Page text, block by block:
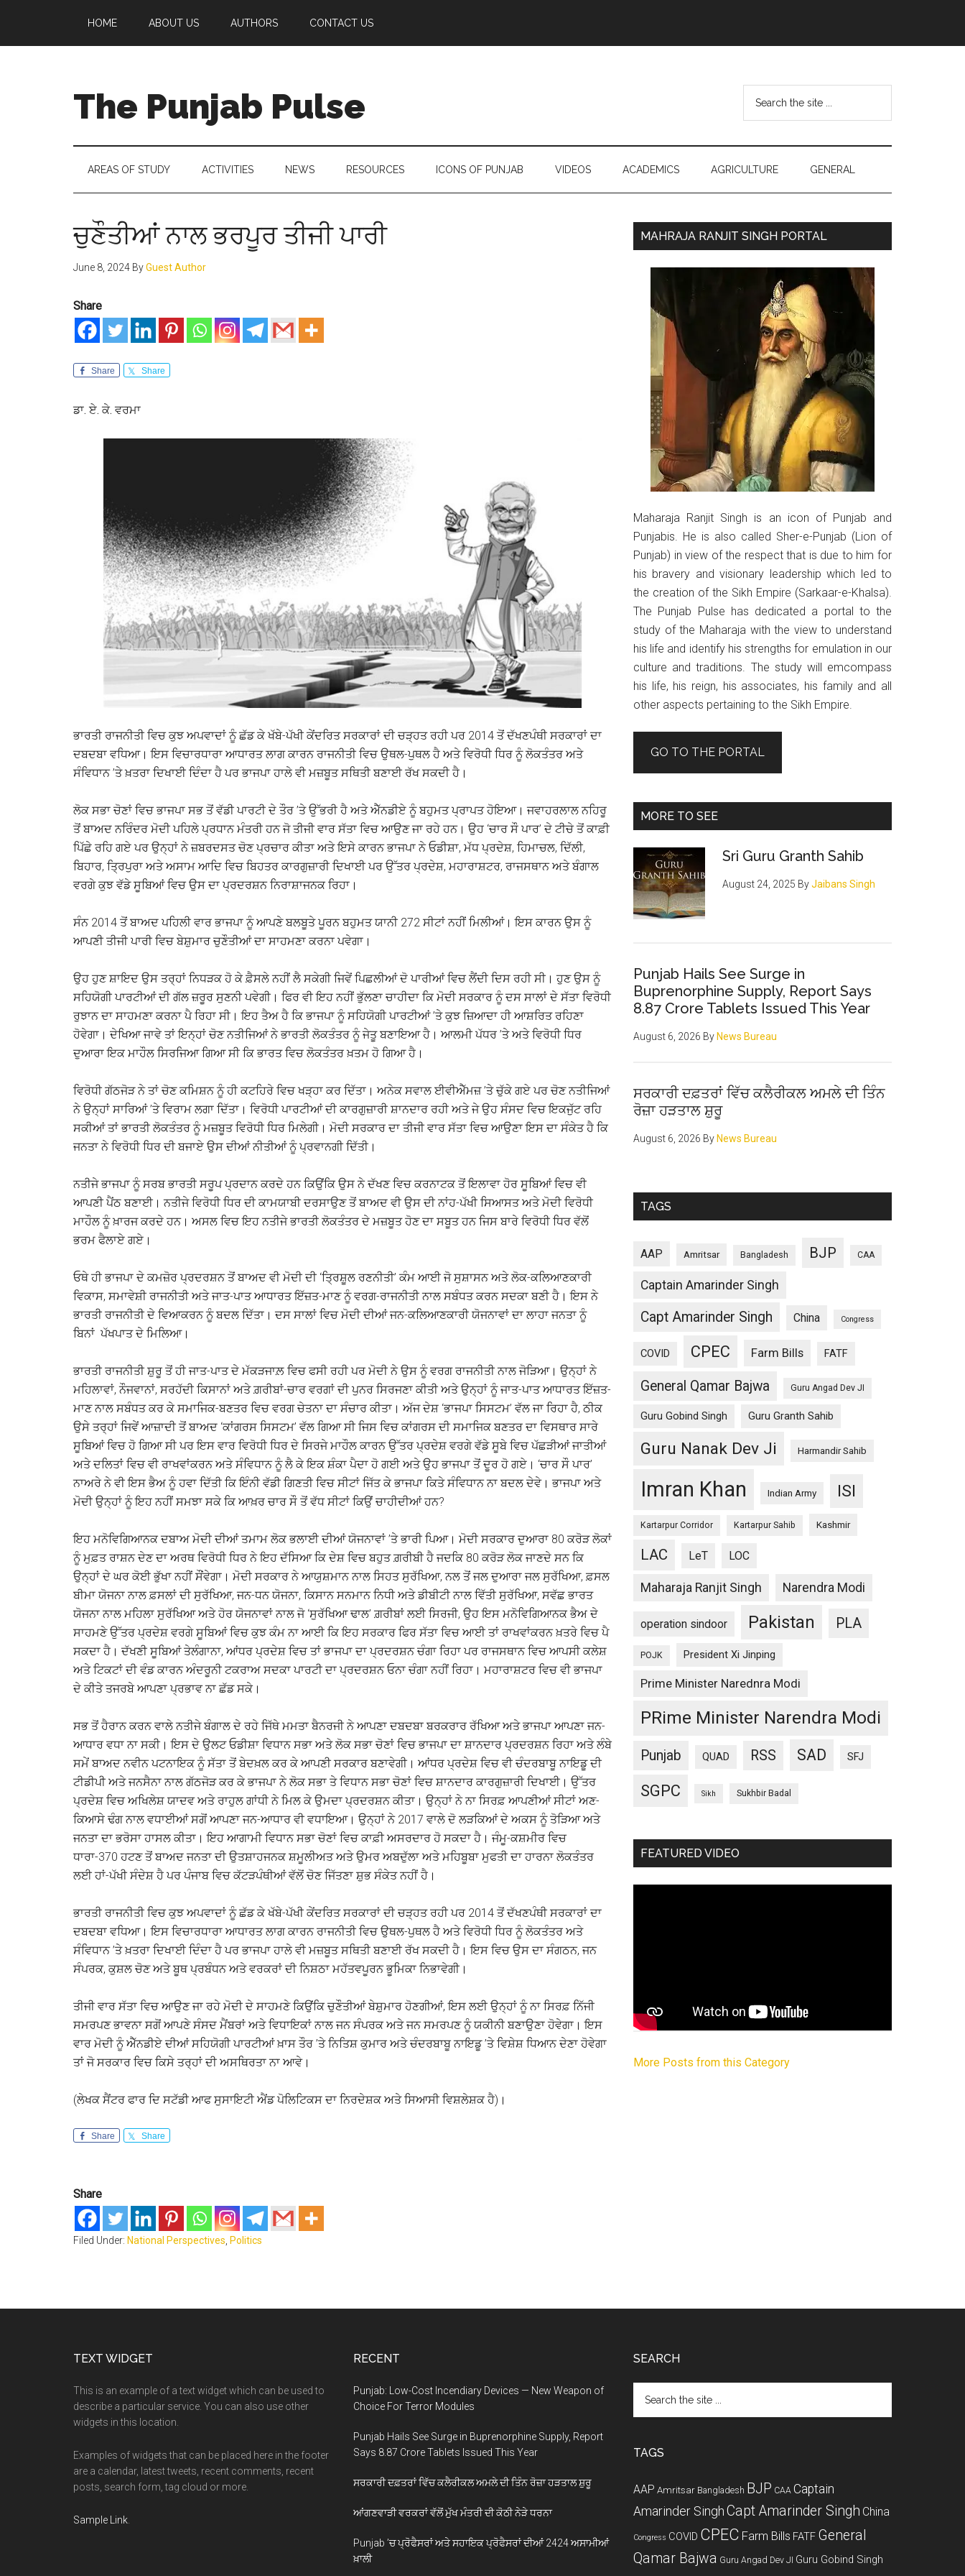
main
secondary
primary
footer
HOME ABOUT US AUTHORS CONTACT US
The Punjab Pulse
for
Socio-
...
AREAS OF STUDY ACTIVITIES NEWS RESOURCES ICONS OF PUNJAB VIDEOS ACADEMICS AGRICULTURE GENERAL
ਚੁਣੌਤੀਆਂ ਨਾਲ ਭਰਪੂਰ ਤੀਜੀ ਪਾਰੀ
June 8, 2024 ByGuest Author
Share
Share Share
ਡਾ. ਏ. ਕੇ. ਵਰਮਾ
ਭਾਰਤੀ ਰਾਜਨੀਤੀ ਵਿਚ ਕੁਝ ਅਪਵਾਦਾਂ ਨੂੰ ਛੱਡ ਕੇ ਖੱਬੇ-ਪੱਖੀ ਕੇਂਦਰਿਤ ਸਰਕਾਰਾਂ ਦੀ ਚੜ੍ਹਤ ਰਹੀ ਪਰ 2014 ਤੋਂ ਦੱਖਣਪੰਥੀ ਸਰਕਾਰਾਂ ਦਾ
ਦਬਦਬਾ ਵਧਿਆ। ਇਸ ਵਿਚਾਰਧਾਰਾ ਆਧਾਰਤ ਲਾਗ ਕਾਰਨ ਰਾਜਨੀਤੀ ਵਿਚ ਉਥਲ-ਪੁਥਲ ਹੈ ਅਤੇ ਵਿਰੋਧੀ ਧਿਰ ਨੂੰ ਲੋਕਤੰਤਰ ਅਤੇ
ਸੰਵਿਧਾਨ ’ਤੇ ਖ਼ਤਰਾ ਦਿਖਾਈ ਦਿੰਦਾ ਹੈ ਪਰ ਭਾਜਪਾ ਹਾਲੇ ਵੀ ਮਜ਼ਬੂਤ ਸਥਿਤੀ ਬਣਾਈ ਰੱਖ ਸਕਦੀ ਹੈ।
ਲੋਕ ਸਭਾ ਚੋਣਾਂ ਵਿਚ ਭਾਜਪਾ ਸਭ ਤੋਂ ਵੱਡੀ ਪਾਰਟੀ ਦੇ ਤੌਰ ’ਤੇ ਉੱਭਰੀ ਹੈ ਅਤੇ ਐੱਨਡੀਏ ਨੂੰ ਬਹੁਮਤ ਪ੍ਰਾਪਤ ਹੋਇਆ। ਜਵਾਹਰਲਾਲ ਨਹਿਰੂ
ਤੋਂ ਬਾਅਦ ਨਰਿੰਦਰ ਮੋਦੀ ਪਹਿਲੇ ਪ੍ਰਧਾਨ ਮੰਤਰੀ ਹਨ ਜੋ ਤੀਜੀ ਵਾਰ ਸੱਤਾ ਵਿਚ ਆਉਣ ਜਾ ਰਹੇ ਹਨ। ਉਹ ‘ਚਾਰ ਸੌ ਪਾਰ’ ਦੇ ਟੀਚੇ ਤੋਂ ਕਾਫ਼ੀ
ਪਿੱਛੇ ਰਹਿ ਗਏ ਪਰ ਉਨ੍ਹਾਂ ਨੇ ਜ਼ਬਰਦਸਤ ਚੋਣ ਪ੍ਰਚਾਰ ਕੀਤਾ ਅਤੇ ਇਸੇ ਕਾਰਨ ਭਾਜਪਾ ਨੇ ਓਡੀਸ਼ਾ, ਮੱਧ ਪ੍ਰਦੇਸ਼, ਹਿਮਾਚਲ, ਦਿੱਲੀ,
ਬਿਹਾਰ, ਤ੍ਰਿਪੁਰਾ ਅਤੇ ਅਸਾਮ ਆਦਿ ਵਿਚ ਬਿਹਤਰ ਕਾਰਗੁਜ਼ਾਰੀ ਦਿਖਾਈ ਪਰ ਉੱਤਰ ਪ੍ਰਦੇਸ਼, ਮਹਾਰਾਸ਼ਟਰ, ਰਾਜਸਥਾਨ ਅਤੇ ਬੰਗਾਲ
ਵਰਗੇ ਕੁਝ ਵੱਡੇ ਸੂਬਿਆਂ ਵਿਚ ਉਸ ਦਾ ਪ੍ਰਦਰਸ਼ਨ ਨਿਰਾਸ਼ਾਜਨਕ ਰਿਹਾ।
ਸੰਨ 2014 ਤੋਂ ਬਾਅਦ ਪਹਿਲੀ ਵਾਰ ਭਾਜਪਾ ਨੂੰ ਆਪਣੇ ਬਲਬੂਤੇ ਪੂਰਨ ਬਹੁਮਤ ਯਾਨੀ 272 ਸੀਟਾਂ ਨਹੀਂ ਮਿਲੀਆਂ। ਇਸ ਕਾਰਨ ਉਸ ਨੂੰ
ਆਪਣੀ ਤੀਜੀ ਪਾਰੀ ਵਿਚ ਬੇਸ਼ੁਮਾਰ ਚੁਣੌਤੀਆਂ ਦਾ ਸਾਹਮਣਾ ਕਰਨਾ ਪਵੇਗਾ।
ਉਹ ਹੁਣ ਸ਼ਾਇਦ ਉਸ ਤਰ੍ਹਾਂ ਨਿਧੜਕ ਹੋ ਕੇ ਫ਼ੈਸਲੇ ਨਹੀਂ ਲੈ ਸਕੇਗੀ ਜਿਵੇਂ ਪਿਛਲੀਆਂ ਦੋ ਪਾਰੀਆਂ ਵਿਚ ਲੈਂਦੀ ਦਿਸ ਰਹੀ ਸੀ। ਹੁਣ ਉਸ ਨੂੰ
ਸਹਿਯੋਗੀ ਪਾਰਟੀਆਂ ਦੀ ਗੱਲ ਜ਼ਰੂਰ ਸੁਣਨੀ ਪਵੇਗੀ। ਫਿਰ ਵੀ ਇਹ ਨਹੀਂ ਭੁੱਲਣਾ ਚਾਹੀਦਾ ਕਿ ਮੋਦੀ ਸਰਕਾਰ ਨੂੰ ਦਸ ਸਾਲਾਂ ਦੇ ਸੱਤਾ ਵਿਰੋਧੀ
ਰੁਝਾਨ ਦਾ ਸਾਹਮਣਾ ਕਰਨਾ ਪੈ ਰਿਹਾ ਸੀ। ਇਹ ਤੈਅ ਹੈ ਕਿ ਭਾਜਪਾ ਨੂੰ ਸਹਿਯੋਗੀ ਪਾਰਟੀਆਂ ’ਤੇ ਕੁਝ ਜ਼ਿਆਦਾ ਹੀ ਆਸ਼ਰਿਤ ਰਹਿਣਾ
ਹੋਵੇਗਾ। ਦੇਖਿਆ ਜਾਵੇ ਤਾਂ ਇਨ੍ਹਾਂ ਚੋਣ ਨਤੀਜਿਆਂ ਨੇ ਭਾਰਤੀ ਲੋਕਤੰਤਰ ਨੂੰ ਜੇਤੂ ਬਣਾਇਆ ਹੈ। ਆਲਮੀ ਪੱਧਰ ’ਤੇ ਅਤੇ ਵਿਰੋਧੀ ਧਿਰ
ਦੁਆਰਾ ਇਕ ਮਾਹੌਲ ਸਿਰਜਿਆ ਗਿਆ ਸੀ ਕਿ ਭਾਰਤ ਵਿਚ ਲੋਕਤੰਤਰ ਖ਼ਤਮ ਹੋ ਗਿਆ ਹੈ।
ਵਿਰੋਧੀ ਗੱਠਜੋੜ ਨੇ ਤਾਂ ਚੋਣ ਕਮਿਸ਼ਨ ਨੂੰ ਹੀ ਕਟਹਿਰੇ ਵਿਚ ਖੜ੍ਹਾ ਕਰ ਦਿੱਤਾ। ਅਨੇਕ ਸਵਾਲ ਈਵੀਐੱਮਜ਼ ’ਤੇ ਚੁੱਕੇ ਗਏ ਪਰ ਚੋਣ ਨਤੀਜਿਆਂ
ਨੇ ਉਨ੍ਹਾਂ ਸਾਰਿਆਂ ’ਤੇ ਵਿਰਾਮ ਲਗਾ ਦਿੱਤਾ। ਵਿਰੋਧੀ ਪਾਰਟੀਆਂ ਦੀ ਕਾਰਗੁਜ਼ਾਰੀ ਸ਼ਾਨਦਾਰ ਰਹੀ ਅਤੇ ਜੇ ਉਹ ਸੰਸਦ ਵਿਚ ਇਕਜੁੱਟ ਰਹਿ
ਸਕੀਆਂ ਤਾਂ ਭਾਰਤੀ ਲੋਕਤੰਤਰ ਨੂੰ ਮਜ਼ਬੂਤ ਵਿਰੋਧੀ ਧਿਰ ਮਿਲੇਗੀ। ਮੋਦੀ ਸਰਕਾਰ ਦਾ ਤੀਜੀ ਵਾਰ ਸੱਤਾ ਵਿਚ ਆਉਣਾ ਇਸ ਦਾ ਸੰਕੇਤ ਹੈ ਕਿ
ਜਨਤਾ ਨੇ ਵਿਰੋਧੀ ਧਿਰ ਦੀ ਬਜਾਏ ਉਸ ਦੀਆਂ ਨੀਤੀਆਂ ਨੂੰ ਪ੍ਰਵਾਨਗੀ ਦਿੱਤੀ।
ਨਤੀਜੇ ਭਾਜਪਾ ਨੂੰ ਸਰਬ ਭਾਰਤੀ ਸਰੂਪ ਪ੍ਰਦਾਨ ਕਰਦੇ ਹਨ ਕਿਉਂਕਿ ਉਸ ਨੇ ਦੱਖਣ ਵਿਚ ਕਰਨਾਟਕ ਤੋਂ ਇਲਾਵਾ ਹੋਰ ਸੂਬਿਆਂ ਵਿਚ ਵੀ
ਆਪਣੀ ਪੈਂਠ ਬਣਾਈ। ਨਤੀਜੇ ਵਿਰੋਧੀ ਧਿਰ ਦੀ ਕਾਮਯਾਬੀ ਦਰਸਾਉਣ ਤੋਂ ਬਾਅਦ ਵੀ ਉਸ ਦੀ ਨਾਂਹ-ਪੱਖੀ ਸਿਆਸਤ ਅਤੇ ਮੋਦੀ ਵਿਰੋਧੀ
ਮਾਹੌਲ ਨੂੰ ਖ਼ਾਰਜ ਕਰਦੇ ਹਨ। ਅਸਲ ਵਿਚ ਇਹ ਨਤੀਜੇ ਭਾਰਤੀ ਲੋਕਤੰਤਰ ਦੇ ਮਜ਼ਬੂਤ ਹੋਣ ਦਾ ਸਬੂਤ ਹਨ ਜਿਸ ਬਾਰੇ ਵਿਰੋਧੀ ਧਿਰ ਵੱਲੋਂ
ਭਰਮ ਫੈਲਾਏ ਗਏ।
ਓਥੇ ਹੀ ਭਾਜਪਾ ਦੇ ਕਮਜ਼ੋਰ ਪ੍ਰਦਰਸ਼ਨ ਤੋਂ ਬਾਅਦ ਵੀ ਮੋਦੀ ਦੀ ‘ਤ੍ਰਿਸ਼ੂਲ ਰਣਨੀਤੀ’ ਕੰਮ ਆਈ ਜੋ ਸੁਸ਼ਾਸਨ ਅਤੇ ਲੋਕ-ਕਲਿਆਣਕਾਰੀ
ਵਿਕਾਸ, ਸਮਾਵੇਸ਼ੀ ਰਾਜਨੀਤੀ ਅਤੇ ਜਾਤ-ਪਾਤ ਆਧਾਰਤ ਇੱਜ਼ਤ-ਮਾਣ ਨੂੰ ਵਰਗ-ਰਾਜਨੀਤੀ ਨਾਲ ਸਬੰਧਤ ਕਰਨ ਸਦਕਾ ਬਣੀ ਹੈ। ਇਸ ਨੇ
ਭਾਰਤੀ ਰਾਜਨੀਤੀ ਦੇ ਵਿਆਕਰਨ ਨੂੰ ਬਦਲ ਦਿੱਤਾ। ਦਸ ਸਾਲਾਂ ਵਿਚ ਮੋਦੀ ਦੀਆਂ ਜਨ-ਕਲਿਆਣਕਾਰੀ ਯੋਜਨਾਵਾਂ ਦਾ ਲਾਹਾ ਜਨਤਾ ਨੂੰ
ਬਿਨਾਂ ਪੱਖਪਾਤ ਦੇ ਮਿਲਿਆ।
ਭਾਰਤੀ ਰਾਜਨੀਤੀ ਸ਼ੁਰੂ ਤੋਂ ਹੀ ਜਾਤ-ਪਾਤ ਦੇ ਮੱਕੜਜਾਲ਼ ਵਿਚ ਫਸੀ ਰਹੀ ਪਰ ਮੋਦੀ ਨੇ ਉਸ ਨੂੰ ਵਰਗ ਰਾਜਨੀਤੀ ਨਾਲ ਜੋੜਿਆ। ਉਨ੍ਹਾਂ ਨੇ
ਮਹਿਲਾਵਾਂ, ਨੌਜਵਾਨਾਂ, ਸਰਹੱਦੀ ਕਿਸਾਨਾਂ ਅਤੇ ਗ਼ਰੀਬਾਂ-ਚਾਰ ਵਰਗਾਂ ਦੀ ਪੁਨਰ ਸਿਰਜਣਾ ਕੀਤੀ ਅਤੇ ਉਨ੍ਹਾਂ ਨੂੰ ਜਾਤ-ਪਾਤ ਆਧਾਰਤ ਇੱਜ਼ਤ-
ਮਾਣ ਨਾਲ ਸਬੰਧਤ ਕਰ ਕੇ ਸਮਾਜਿਕ-ਬਣਤਰ ਵਿਚ ਵਰਗ ਚੇਤਨਾ ਦਾ ਸੰਚਾਰ ਕੀਤਾ। ਅੱਜ ਦੇਸ਼ ‘ਭਾਜਪਾ ਸਿਸਟਮ’ ਵੱਲ ਜਾ ਰਿਹਾ ਹੈ, ਠੀਕ
ਉਸੇ ਤਰ੍ਹਾਂ ਜਿਵੇਂ ਆਜ਼ਾਦੀ ਤੋਂ ਬਾਅਦ ‘ਕਾਂਗਰਸ ਸਿਸਟਮ’ ਵੱਲ ਗਿਆ ਸੀ ਜਿਸ ਵਿਚ ਕਾਂਗਰਸ ਦੀ ਸਮਾਜਿਕ ਬਣਤਰ ਦਾ ਵਿਸਥਾਰ ਸਾਰੇ
ਸੂਬਿਆਂ ਵਿਚ ਹੋ ਗਿਆ ਸੀ ਪਰ ਇਸ ਵਾਰ ਵਿਰੋਧੀ ਧਿਰ ਦੇ ਸਿਰਜੇ ਮਾਹੌਲ ਕਾਰਨ ਉੱਤਰ ਪ੍ਰਦੇਸ਼ ਵਰਗੇ ਵੱਡੇ ਸੂਬੇ ਵਿਚ ਪੱਛੜੀਆਂ ਜਾਤੀਆਂ
ਅਤੇ ਦਲਿਤਾਂ ਵਿਚ ਵੀ ਰਾਖਵਾਂਕਰਨ ਅਤੇ ਸੰਵਿਧਾਨ ਨੂੰ ਲੈ ਕੇ ਇਕ ਸ਼ੰਕਾ ਪੈਦਾ ਹੋ ਗਈ ਅਤੇ ਉਹ ਭਾਜਪਾ ਤੋਂ ਦੂਰ ਹੋ ਗਏ। ‘ਚਾਰ ਸੌ ਪਾਰ’
ਨਾਅਰੇ ਨੇ ਵੀ ਇਸ ਭੈਅ ਨੂੰ ਹਵਾ ਦਿੱਤੀ ਕਿ ਇੰਨੀ ਵੱਡੀ ਗਿਣਤੀ ਵਿਚ ਸੀਟਾਂ ਜਿੱਤ ਕੇ ਭਾਜਪਾ ਕਿਤੇ ਸੰਵਿਧਾਨ ਨਾ ਬਦਲ ਦੇਵੇ। ਭਾਜਪਾ ਅਤੇ
ਮੋਦੀ ਉਨ੍ਹਾਂ ਨੂੰ ਇਹ ਨਹੀਂ ਸਮਝਾ ਸਕੇ ਕਿ ਆਖ਼ਰ ਚਾਰ ਸੌ ਤੋਂ ਵੱਧ ਸੀਟਾਂ ਕਿਉਂ ਚਾਹੀਦੀਆਂ ਹਨ?
ਇਹ ਮਨੋਵਿਗਿਆਨਕ ਦਬਾਅ ਮੋਦੀ ਦੀਆਂ ਤਮਾਮ ਲੋਕ ਭਲਾਈ ਦੀਆਂ ਯੋਜਨਾਵਾਂ ’ਤੇ ਭਾਰੀ ਪਿਆ। ਮੋਦੀ ਸਰਕਾਰ ਦੁਆਰਾ 80 ਕਰੋੜ ਲੋਕਾਂ
ਨੂੰ ਮੁਫ਼ਤ ਰਾਸ਼ਨ ਦੇਣ ਦਾ ਅਰਥ ਵਿਰੋਧੀ ਧਿਰ ਨੇ ਇਹ ਦੱਸਿਆ ਕਿ ਦੇਸ਼ ਵਿਚ ਬਹੁਤ ਗ਼ਰੀਬੀ ਹੈ ਜਦਕਿ 80 ਕਰੋੜ ਲੋਕ ਜਾਣਦੇ ਸਨ ਕਿ
ਉਨ੍ਹਾਂ ਦੇ ਘਰ ਕੋਈ ਭੁੱਖਾ ਨਹੀਂ ਸੌਂਵੇਗਾ। ਮੋਦੀ ਸਰਕਾਰ ਨੇ ਆਯੁਸ਼ਮਾਨ ਨਾਲ ਸਿਹਤ ਸੁਰੱਖਿਆ, ਨਲ ਤੋਂ ਜਲ ਦੁਆਰਾ ਜਲ ਸੁਰੱਖਿਆ, ਫ਼ਸਲ
ਬੀਮਾ ਯੋਜਨਾ ਨਾਲ ਫ਼ਸਲਾਂ ਦੀ ਸੁਰੱਖਿਆ, ਜਨ-ਧਨ ਯੋਜਨਾ, ਕਿਸਾਨ ਸਨਮਾਨ ਨਿਧੀ ਅਤੇ ਡੀਬੀਟੀ ਨਾਲ ਵਿੱਤੀ ਸੁਰੱਖਿਆ, ਸਵੱਛ ਭਾਰਤ
ਯੋਜਨਾ ਨਾਲ ਮਹਿਲਾ ਸੁਰੱਖਿਆ ਅਤੇ ਹੋਰ ਯੋਜਨਾਵਾਂ ਨਾਲ ਜੋ ‘ਸੁਰੱਖਿਆ ਢਾਲ’ ਗ਼ਰੀਬਾਂ ਲਈ ਸਿਰਜੀ, ਉਹ ਇਸ ਮਨੋਵਿਗਿਆਨਕ ਭੈਅ ਦੇ
ਸਾਹਮਣੇ ਉੱਤਰ ਪ੍ਰਦੇਸ਼ ਵਰਗੇ ਸੂਬਿਆਂ ਵਿਚ ਕੁਝ ਕੰਮ ਨਾ ਆਈ ਕਿ ਇਹ ਸਰਕਾਰ ਫਿਰ ਸੱਤਾ ਵਿਚ ਆਈ ਤਾਂ ਰਾਖਵਾਂਕਰਨ ਖ਼ਤਰੇ ਵਿਚ ਪੈ
ਸਕਦਾ ਹੈ। ਦੱਖਣੀ ਸੂਬਿਆਂ ਤੇਲੰਗਾਨਾ, ਆਂਧਰ ਪ੍ਰਦੇਸ਼ ਵਿਚ ਤਾਂ ਭਾਜਪਾ ਦਾ ਪ੍ਰਦਰਸ਼ਨ ਚੰਗਾ ਰਿਹਾ ਪਰ ਰਾਜਸਥਾਨ ਵਿਚ ਆਪਸੀ ਕਲੇਸ਼
ਅਤੇ ਟਿਕਟਾਂ ਦੀ ਵੰਡ ਕਾਰਨ ਅੰਦਰੂਨੀ ਟਕਰਾਅ ਸਦਕਾ ਪਾਰਟੀ ਦਾ ਪ੍ਰਦਰਸ਼ਨ ਓਨਾ ਚੰਗਾ ਨਹੀਂ ਰਿਹਾ। ਮਹਾਰਾਸ਼ਟਰ ਵਿਚ ਵੀ ਭਾਜਪਾ
ਦੇ ਕੀਤੇ ਤਜਰਬੇ ਆਪਣਾ ਪ੍ਰਭਾਵ ਨਾ ਛੱਡ ਸਕੇ।
ਸਭ ਤੋਂ ਹੈਰਾਨ ਕਰਨ ਵਾਲੇ ਨਤੀਜੇ ਬੰਗਾਲ ਦੇ ਰਹੇ ਜਿੱਥੇ ਮਮਤਾ ਬੈਨਰਜੀ ਨੇ ਆਪਣਾ ਦਬਦਬਾ ਬਰਕਰਾਰ ਰੱਖਿਆ ਅਤੇ ਭਾਜਪਾ ਆਪਣਾ ਜਨ-
ਆਧਾਰ ਵਧਾ ਨਾ ਸਕੀ। ਇਸ ਦੇ ਉਲਟ ਓਡੀਸ਼ਾ ਵਿਧਾਨ ਸਭਾ ਅਤੇ ਲੋਕ ਸਭਾ ਚੋਣਾਂ ਵਿਚ ਭਾਜਪਾ ਦਾ ਸ਼ਾਨਦਾਰ ਪ੍ਰਦਰਸ਼ਨ ਰਿਹਾ ਅਤੇ ਲੰਬੇ
ਸਮੇਂ ਬਾਅਦ ਨਵੀਨ ਪਟਨਾਇਕ ਨੂੰ ਸੱਤਾ ਤੋਂ ਬੇਦਖ਼ਲ ਕਰ ਕੇ ਆਪਣੀ ਸਰਕਾਰ ਬਣਾਵੇਗੀ। ਆਂਧਰ ਪ੍ਰਦੇਸ਼ ਵਿਚ ਵੀ ਚੰਦਰਬਾਬੂ ਨਾਇਡੂ ਦੀ
ਟੀਡੀਪੀ ਅਤੇ ਜਨਸੈਨਾ ਨਾਲ ਗੱਠਜੋੜ ਕਰ ਕੇ ਭਾਜਪਾ ਨੇ ਲੋਕ ਸਭਾ ਤੇ ਵਿਧਾਨ ਸਭਾ ਚੋਣਾਂ ਵਿਚ ਸ਼ਾਨਦਾਰ ਕਾਰਗੁਜ਼ਾਰੀ ਦਿਖਾਈ। ਉੱਤਰ
ਪ੍ਰਦੇਸ਼ ਵਿਚ ਅਖਿਲੇਸ਼ ਯਾਦਵ ਅਤੇ ਰਾਹੁਲ ਗਾਂਧੀ ਨੇ ਮਿਲ ਕੇ ਉਮਦਾ ਪ੍ਰਦਰਸ਼ਨ ਕੀਤਾ। ਉਨ੍ਹਾਂ ਨੇ ਨਾ ਸਿਰਫ਼ ਆਪਣੀਆਂ ਸੀਟਾਂ ਅਣ-
ਕਿਆਸੇ ਢੰਗ ਨਾਲ ਵਧਾਈਆਂ ਸਗੋਂ ਆਪਣਾ ਜਨ-ਆਧਾਰ ਵੀ ਵਧਾਇਆ। ਉਨ੍ਹਾਂ ਨੇ 2017 ਵਾਲੇ ਦੋ ਲੜਕਿਆਂ ਦੇ ਅਕਸ ਨੂੰ ਤੋੜਿਆ ਅਤੇ
ਜਨਤਾ ਦਾ ਭਰੋਸਾ ਹਾਸਲ ਕੀਤਾ। ਇਹ ਆਗਾਮੀ ਵਿਧਾਨ ਸਭਾ ਚੋਣਾਂ ਵਿਚ ਕਾਫ਼ੀ ਅਸਰਦਾਰ ਹੋ ਸਕਦਾ ਹੈ। ਜੰਮੂ-ਕਸ਼ਮੀਰ ਵਿਚ
ਧਾਰਾ-370 ਹਟਣ ਤੋਂ ਬਾਅਦ ਜਨਤਾ ਦੀ ਉਤਸ਼ਾਹਜਨਕ ਸ਼ਮੂਲੀਅਤ ਅਤੇ ਉਮਰ ਅਬਦੁੱਲਾ ਅਤੇ ਮਹਿਬੂਬਾ ਮੁਫਤੀ ਦਾ ਹਾਰਨਾ ਲੋਕਤੰਤਰ
ਲਈ ਹਾਂ-ਪੱਖੀ ਸੰਦੇਸ਼ ਹੈ ਪਰ ਪੰਜਾਬ ਵਿਚ ਕੱਟੜਪੰਥੀਆਂ ਵੱਲੋਂ ਚੋਣ ਜਿੱਤਣਾ ਸ਼ੁਭ ਸੰਕੇਤ ਨਹੀਂ ਹੈ।
ਭਾਰਤੀ ਰਾਜਨੀਤੀ ਵਿਚ ਕੁਝ ਅਪਵਾਦਾਂ ਨੂੰ ਛੱਡ ਕੇ ਖੱਬੇ-ਪੱਖੀ ਕੇਂਦਰਿਤ ਸਰਕਾਰਾਂ ਦੀ ਚੜ੍ਹਤ ਰਹੀ ਪਰ 2014 ਤੋਂ ਦੱਖਣਪੰਥੀ ਸਰਕਾਰਾਂ ਦਾ
ਦਬਦਬਾ ਵਧਿਆ। ਇਸ ਵਿਚਾਰਧਾਰਾ ਆਧਾਰਤ ਲਾਗ ਕਾਰਨ ਰਾਜਨੀਤੀ ਵਿਚ ਉਥਲ-ਪੁਥਲ ਹੈ ਅਤੇ ਵਿਰੋਧੀ ਧਿਰ ਨੂੰ ਲੋਕਤੰਤਰ ਅਤੇ
ਸੰਵਿਧਾਨ ’ਤੇ ਖ਼ਤਰਾ ਦਿਖਾਈ ਦਿੰਦਾ ਹੈ ਪਰ ਭਾਜਪਾ ਹਾਲੇ ਵੀ ਮਜ਼ਬੂਤ ਸਥਿਤੀ ਬਣਾਈ ਰੱਖ ਸਕਦੀ ਹੈ। ਇਸ ਵਿਚ ਉਸ ਦਾ ਸੰਗਠਨ, ਜਨ
ਸੰਪਰਕ, ਕੁਸ਼ਲ ਚੋਣ ਅਤੇ ਬੂਥ ਪ੍ਰਬੰਧਨ ਅਤੇ ਵਰਕਰਾਂ ਦੀ ਨਿਸ਼ਠਾ ਮਹੱਤਵਪੂਰਨ ਭੂਮਿਕਾ ਨਿਭਾਵੇਗੀ।
ਤੀਜੀ ਵਾਰ ਸੱਤਾ ਵਿਚ ਆਉਣ ਜਾ ਰਹੇ ਮੋਦੀ ਦੇ ਸਾਹਮਣੇ ਕਿਉਂਕਿ ਚੁਣੌਤੀਆਂ ਬੇਸ਼ੁਮਾਰ ਹੋਣਗੀਆਂ, ਇਸ ਲਈ ਉਨ੍ਹਾਂ ਨੂੰ ਨਾ ਸਿਰਫ਼ ਨਿੱਜੀ
ਸਮਰਪਣ ਭਾਵਨਾ ਸਗੋਂ ਆਪਣੇ ਸੰਸਦ ਮੈਂਬਰਾਂ ਅਤੇ ਵਿਧਾਇਕਾਂ ਨਾਲ ਜਨ ਸੰਪਰਕ ਅਤੇ ਜਨ ਸਮਰਪਣ ਨੂੰ ਯਕੀਨੀ ਬਣਾਉਣਾ ਹੋਵੇਗਾ। ਇਸ
ਵਾਰ ਮੋਦੀ ਨੂੰ ਐੱਨਡੀਏ ਦੀਆਂ ਸਹਿਯੋਗੀ ਪਾਰਟੀਆਂ ਖ਼ਾਸ ਤੌਰ ’ਤੇ ਨਿਤਿਸ਼ ਕੁਮਾਰ ਅਤੇ ਚੰਦਰਬਾਬੂ ਨਾਇਡੂ ’ਤੇ ਵਿਸ਼ੇਸ਼ ਧਿਆਨ ਦੇਣਾ ਹੋਵੇਗਾ
ਤਾਂ ਜੋ ਸਰਕਾਰ ਵਿਚ ਕਿਸੇ ਤਰ੍ਹਾਂ ਦੀ ਅਸਥਿਰਤਾ ਨਾ ਆਵੇ।
(ਲੇਖਕ ਸੈਂਟਰ ਫਾਰ ਦਿ ਸਟੱਡੀ ਆਫ ਸੁਸਾਇਟੀ ਐਂਡ ਪੋਲਿਟਿਕਸ ਦਾ ਨਿਰਦੇਸ਼ਕ ਅਤੇ ਸਿਆਸੀ ਵਿਸ਼ਲੇਸ਼ਕ ਹੈ)।
Share Share
Share
Filed Under: National Perspectives Politics
Primary
MAHRAJA RANJIT SINGH PORTAL
Maharaja Ranjit Singh is an icon of Punjab and
Punjabis. He is also called Sher-e-Punjab (Lion of
Punjab) in view of the respect that is due to him for
his bravery and visionary leadership which led to
the creation of the Sikh Empire (Sarkaar-e-Khalsa).
The Punjab Pulse has dedicated a portal to the
study of the Maharaja with the view to understand
his life and identify his strengths for emulation in our
culture and traditions. The study will emcompass
his life, his reign, his associates, his family and all
other aspects pertaining to the Sikh Empire.
GO TO THE PORTAL
MORE TO SEE
Sri Guru Granth Sahib
August 24, 2025 ByJaibans Singh
Punjab Hails See Surge in
Buprenorphine Supply, Report Says
8.87 Crore Tablets Issued This Year
August 6, 2026 By News Bureau
ਸਰਕਾਰੀ ਦਫ਼ਤਰਾਂ ਵਿੱਚ ਕਲੈਰੀਕਲ ਅਮਲੇ ਦੀ ਤਿੰਨ
ਰੋਜ਼ਾ ਹੜਤਾਲ ਸ਼ੁਰੂ
August 6, 2026 By News Bureau
TAGS
AAP Amritsar Bangladesh BJP CAA
Captain Amarinder Singh
Capt Amarinder Singh China Congress
COVID CPEC Farm Bills FATF
General Qamar Bajwa Guru Angad Dev JI
Guru Gobind Singh Guru Granth Sahib
Guru Nanak Dev Ji Harmandir Sahib
Imran Khan Indian Army ISI
Kartarpur Corridor Kartarpur Sahib Kashmir
LAC LeT LOC
Maharaja Ranjit Singh Narendra Modi
operation sindoor Pakistan PLA
POJK President Xi Jinping
Prime Minister Narednra Modi
PRime Minister Narendra Modi
Punjab QUAD RSS SAD SFJ
SGPC Sikh Sukhbir Badal
FEATURED VIDEO
More Posts from this Category
TEXT WIDGET
This is an example of a text widget which can be used to
describe a particular service. You can also use other
widgets in this location.
Examples of widgets that can be placed here in the footer
are a calendar, latest tweets, recent comments, recent
posts, search form, tag cloud or more.
Sample Link
RECENT
Punjab: Low-Cost Incendiary Devices — New Weapon of
Choice For Terror Modules
Punjab Hails See Surge in Buprenorphine Supply, Report
Says 8.87 Crore Tablets Issued This Year
ਸਰਕਾਰੀ ਦਫ਼ਤਰਾਂ ਵਿੱਚ ਕਲੈਰੀਕਲ ਅਮਲੇ ਦੀ ਤਿੰਨ ਰੋਜ਼ਾ ਹੜਤਾਲ ਸ਼ੁਰੂ
ਆਂਗਣਵਾੜੀ ਵਰਕਰਾਂ ਵੱਲੋਂ ਮੁੱਖ ਮੰਤਰੀ ਦੀ ਕੋਠੀ ਨੇੜੇ ਧਰਨਾ
Punjab ’ਚ ਪ੍ਰੋਫੈਸਰਾਂ ਅਤੇ ਸਹਾਇਕ ਪ੍ਰੋਫੈਸਰਾਂ ਦੀਆਂ 2424 ਅਸਾਮੀਆਂ
ਖ਼ਾਲੀ
SEARCH
the
TAGS
AAP Amritsar Bangladesh BJP CAA Captain
Amarinder Singh Capt Amarinder Singh China
Congress COVID CPEC Farm Bills FATF General
Qamar Bajwa Guru Angad Dev JI Guru Gobind Singh